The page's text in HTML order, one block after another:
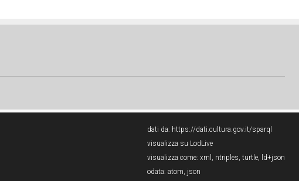
dati da: https://dati.cultura.gov.it/sparql
visualizza su LodLive
visualizza come: xml , ntriples, turtle, ld+json
odata: atom, json